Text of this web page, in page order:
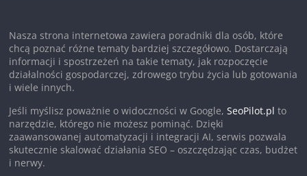
Nasza strona internetowa zawiera poradniki dla osób, które
chcą poznać różne tematy bardziej szczegółowo. Dostarczają
informacji i spostrzeżeń na takie tematy, jak rozpoczęcie
działalności gospodarczej, zdrowego trybu życia lub gotowania
i wiele innych.
Jeśli myślisz poważnie o widoczności w Google,SeoPilot.pl to
narzędzie, którego nie możesz pominąć. Dzięki
zaawansowanej automatyzacji i integracji AI, serwis pozwala
skutecznie skalować działania SEO – oszczędzając czas, budżet
i nerwy.